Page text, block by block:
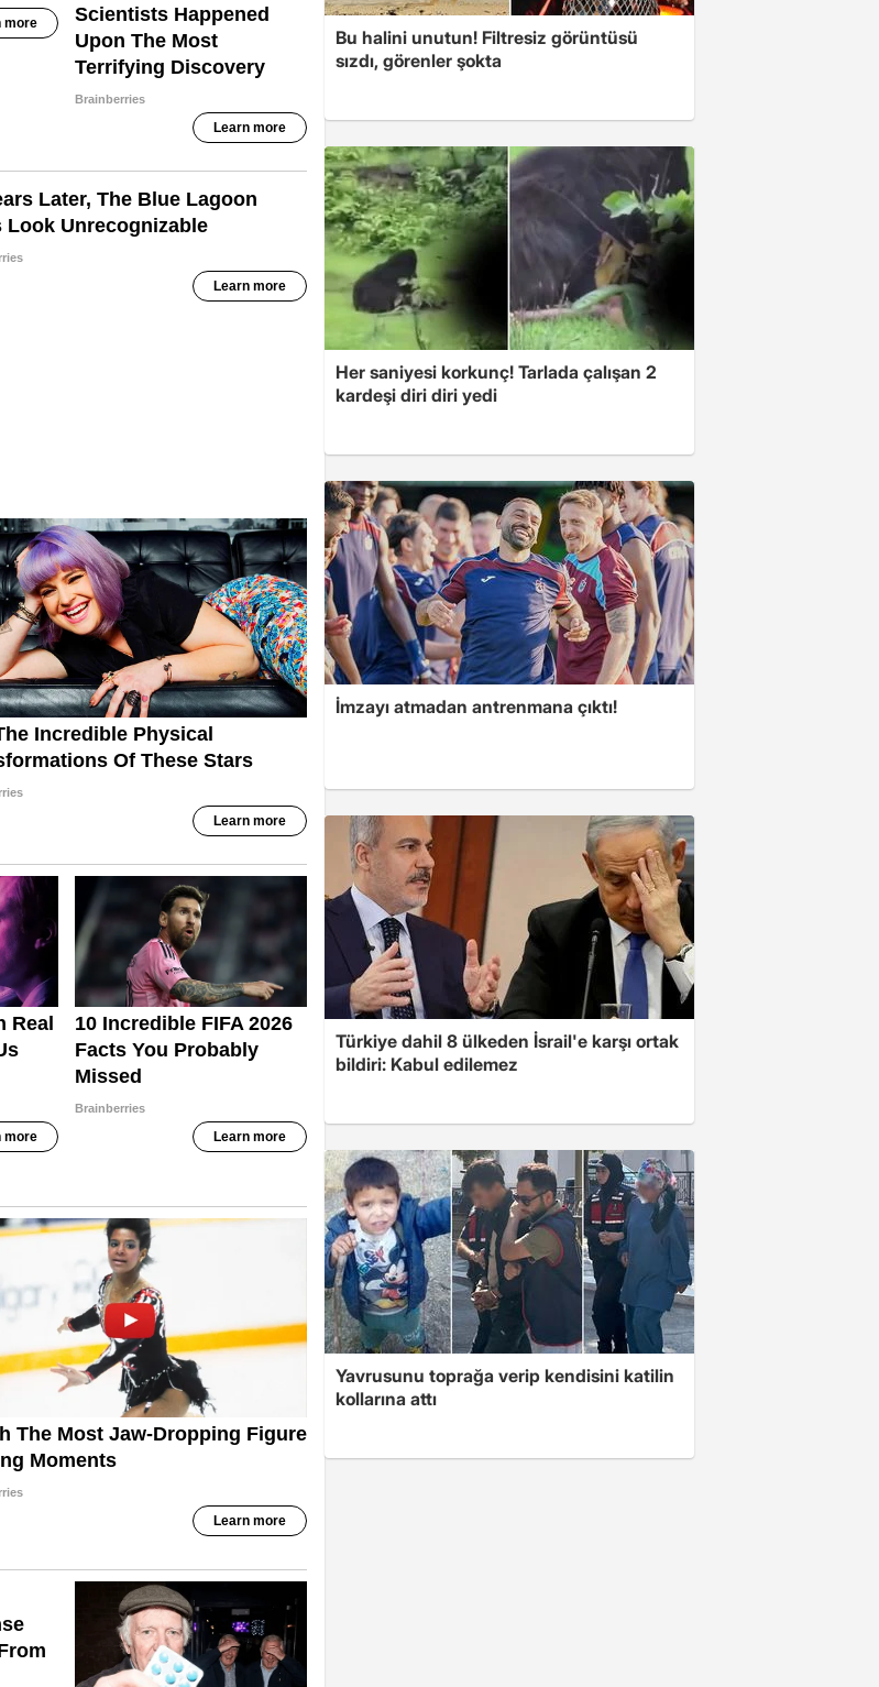
Bu halini unutun! Filtresiz görüntüsü
sızdı, görenler şokta
Her saniyesi korkunç! Tarlada çalışan 2
kardeşi diri diri yedi
İmzayı atmadan antrenmana çıktı!
Türkiye dahil 8 ülkeden İsrail'e karşı ortak
bildiri: Kabul edilemez
Yavrusunu toprağa verip kendisini katilin
kollarına attı